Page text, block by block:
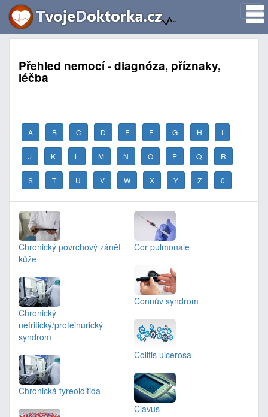
Přehled nemocí - diagnóza, příznaky,
léčba
A B C D E F G H I
J K L M N O P Q R
S T U V W X Y Z 0
Chronický povrchový zánět
kůže
Chronický
nefritický/proteinurický
syndrom
Chronická tyreoiditida
Cor pulmonale
Connův syndrom
Colitis ulcerosa
Clavus